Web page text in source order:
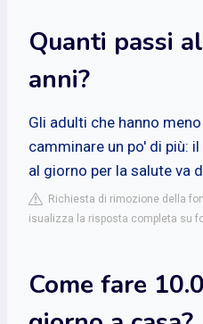
Quanti passi
anni?
Gli adulti che hanno
camminare un po' di più:
al giorno per la salute va
Richiesta di rimozione della
isualizza la risposta completa su
Come fare